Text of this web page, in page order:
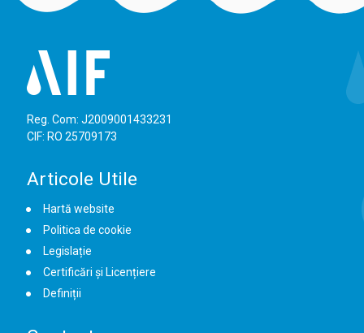
Reg. Com: J2009001433231
CIF: RO 25709173
Articole Utile
Hartă website
Politica de cookie
Legislație
Certificări și Licențiere
Definiții